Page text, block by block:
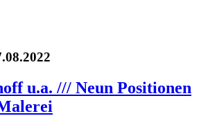
u.a. /// Neun Positionen